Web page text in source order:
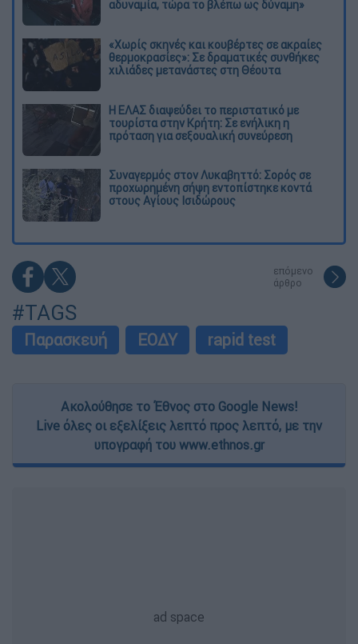
αδυναμία, τώρα το βλέπω ως δύναμη»
«Χωρίς σκηνές και κουβέρτες σε ακραίες
θερμοκρασίες»: Σε δραματικές συνθήκες
χιλιάδες μετανάστες στη Θέουτα
Η ΕΛΑΣ διαψεύδει το περιστατικό με
τουρίστα στην Κρήτη: Σε ενήλικη η
πρόταση για σεξουαλική συνεύρεση
Συναγερμός στον Λυκαβηττό: Σορός σε
προχωρημένη σήψη εντοπίστηκε κοντά
στους Αγίους Ισιδώρους
επόμενο
άρθρο
#TAGS
Παρασκευή ΕΟΔΥ rapid test
Ακολούθησε το Έθνος στο Google News!
Live όλες οι εξελίξεις λεπτό προς λεπτό, με την
υπογραφή του www.ethnos.gr